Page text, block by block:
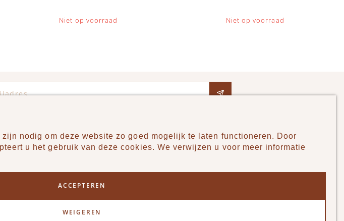
Niet op voorraad Niet op voorraad
Pudilo
nodig om deze website zo goed mogelijk te laten functioneren. Door
u het gebruik van deze cookies. We verwijzen u voor meer informatie
ACCEPTEREN
WEIGEREN